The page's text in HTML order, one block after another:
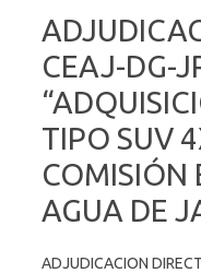
CEAJ-DG-
TIPO SUV
COMISIÓN
AGUA DE
ADJUDICACION